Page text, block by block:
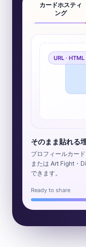
カードホスティ
ング
URL ·
そのまま貼れる
プロフィールカー
または Art Fight・
できます。
Ready to share